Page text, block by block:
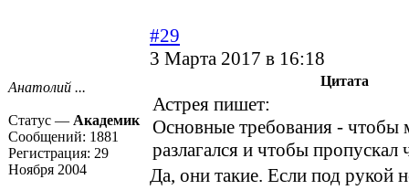
Анатолий ...
Статус — Академик
Сообщений: 1881
Регистрация: 29
Ноября 2004
#29
3 Марта 2017 в 16:18
Цитата
Астрея пишет:
Основные требования - чтобы
разлагался и чтобы пропускал
Да, они такие. Если под рукой